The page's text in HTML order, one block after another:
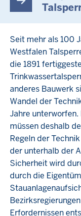
Seit mehr als 100
Westfalen
die 1891
anderes Bauwerk
Wandel der
Jahre
müssen deshalb
Regeln der
der unterhalb der
Sicherheit wird
durch die
Erfordernissen